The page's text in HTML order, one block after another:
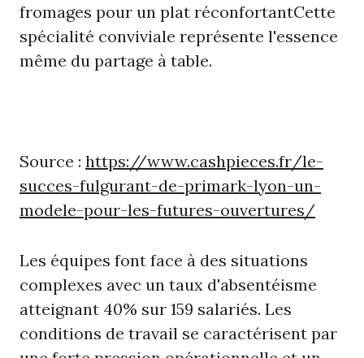
fromages pour un plat réconfortantCette
spécialité conviviale représente l'essence
même du partage à table.
Source : https://www.cashpieces.fr/le-
succes-fulgurant-de-primark-lyon-un-
modele-pour-les-futures-ouvertures/
Les équipes font face à des situations
complexes avec un taux d'absentéisme
atteignant 40% sur 159 salariés. Les
conditions de travail se caractérisent par